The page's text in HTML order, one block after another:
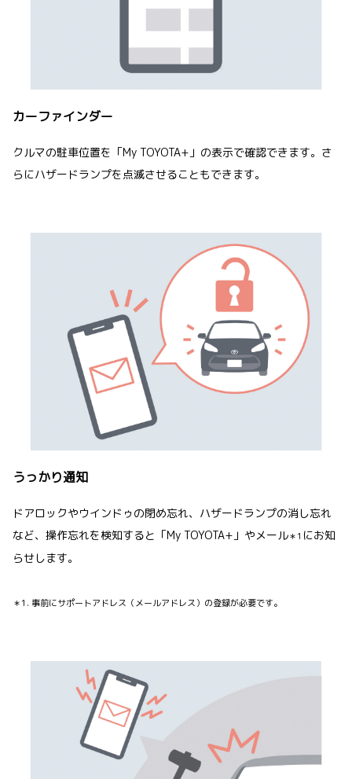
カーファインダー
クルマの駐車位置を「My TOYOTA+」の表示で確認できます。さ
らにハザードランプを点滅させることもできます。
うっかり通知
ドアロックやウインドゥの閉め忘れ、ハザードランプの消し忘れ
など、操作忘れを検知すると「My TOYOTA+」やメール＊1 にお知
らせします。
＊1. 事前にサポートアドレス（メールアドレス）の登録が必要です。